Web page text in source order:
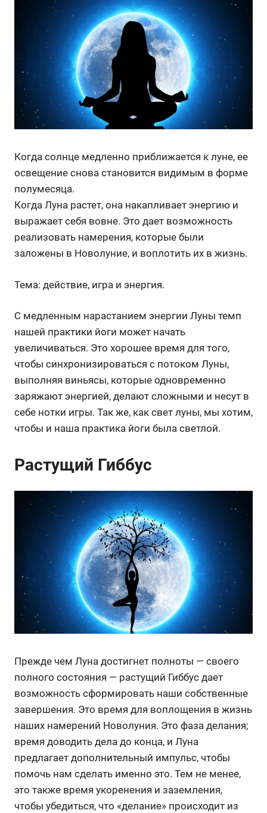
Когда солнце медленно приближается к луне, ее
освещение снова становится видимым в форме
полумесяца.
Когда Луна растет, она накапливает энергию и
выражает себя вовне. Это дает возможность
реализовать намерения, которые были
заложены в Новолуние, и воплотить их в жизнь.
Тема: действие, игра и энергия.
С медленным нарастанием энергии Луны темп
нашей практики йоги может начать
увеличиваться. Это хорошее время для того,
чтобы синхронизироваться с потоком Луны,
выполняя виньясы, которые одновременно
заряжают энергией, делают сложными и несут в
себе нотки игры. Так же, как свет луны, мы хотим,
чтобы и наша практика йоги была светлой.
Растущий Гиббус
Прежде чем Луна достигнет полноты — своего
полного состояния — растущий Гиббус дает
возможность сформировать наши собственные
завершения. Это время для воплощения в жизнь
наших намерений Новолуния. Это фаза делания;
время доводить дела до конца, и Луна
предлагает дополнительный импульс, чтобы
помочь нам сделать именно это. Тем не менее,
это также время укоренения и заземления,
чтобы убедиться, что «делание» происходит из